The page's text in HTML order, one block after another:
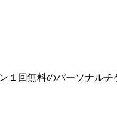
１回無料のパーソナルチ